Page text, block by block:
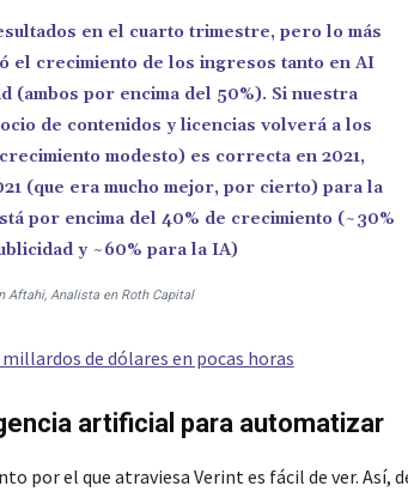
en el cuarto trimestre, pero lo más
el crecimiento de los ingresos tanto en AI
(ambos por encima del 50%). Si nuestra
de contenidos y licencias volverá a los
modesto) es correcta en 2021,
(que era mucho mejor, por cierto) para la
por encima del 40% de crecimiento (~30%
y ~60% para la IA)
Aftahi, Analista en Roth Capital
de dólares en pocas horas
artificial para automatizar
por el que atraviesa Verint es fácil de ver. Así,